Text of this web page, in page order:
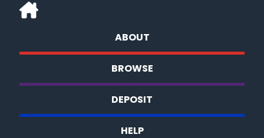
ABOUT
BROWSE
DEPOSIT
HELP